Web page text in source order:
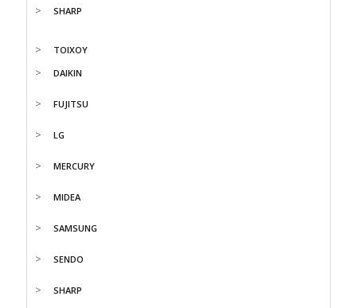
SHARP
ΤΟΙΧΟΥ
DAIKIN
FUJITSU
LG
MERCURY
MIDEA
SAMSUNG
SENDO
SHARP